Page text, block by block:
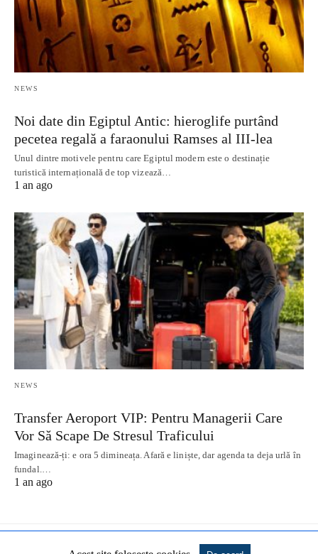
NEWS
Noi date din Egiptul Antic: hieroglife purtând
pecetea regală a faraonului Ramses al III-lea
Unul dintre motivele pentru care Egiptul modern este o destinație
turistică internațională de top vizează…
1 an ago
NEWS
Transfer Aeroport VIP: Pentru Managerii Care
Vor Să Scape De Stresul Traficului
Imaginează-ți: e ora 5 dimineața. Afară e liniște, dar agenda ta deja urlă în
fundal.…
1 an ago